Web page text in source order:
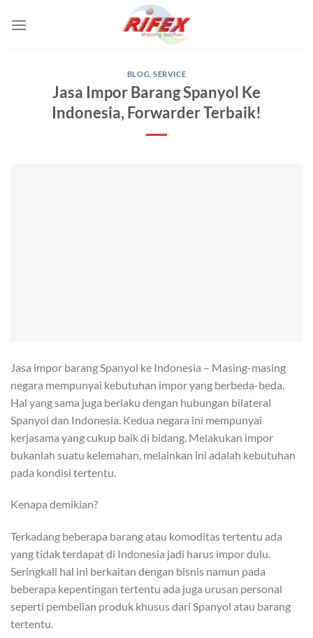
BLOG ,SERVICE
Jasa Impor Barang Spanyol Ke
Indonesia, Forwarder Terbaik!
Jasa impor barang Spanyol ke Indonesia – Masing-masing
negara mempunyai kebutuhan impor yang berbeda-beda.
Hal yang sama juga berlaku dengan hubungan bilateral
Spanyol dan Indonesia. Kedua negara ini mempunyai
kerjasama yang cukup baik di bidang. Melakukan impor
bukanlah suatu kelemahan, melainkan ini adalah kebutuhan
pada kondisi tertentu.
Kenapa demikian?
Terkadang beberapa barang atau komoditas tertentu ada
yang tidak terdapat di Indonesia jadi harus impor dulu.
Seringkali hal ini berkaitan dengan bisnis namun pada
beberapa kepentingan tertentu ada juga urusan personal
seperti pembelian produk khusus dari Spanyol atau barang
tertentu.